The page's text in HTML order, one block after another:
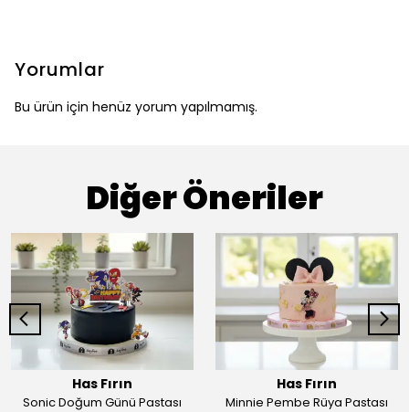
Yorumlar
Bu ürün için henüz yorum yapılmamış.
Diğer Öneriler
Has Fırın
Sonic Doğum Günü Pastası
Has Fırın
Minnie Pembe Rüya Pastası